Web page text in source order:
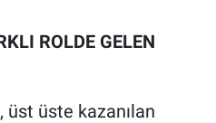
ROLDE GELEN
üst üste kazanılan